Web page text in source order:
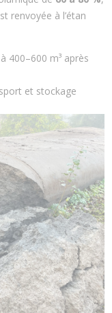
renvoyée à l’étan
400–600 m³ après
et stockage